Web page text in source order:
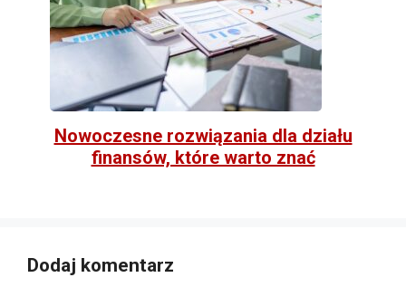
Nowoczesne rozwiązania dla działu
finansów, które warto znać
Dodaj komentarz